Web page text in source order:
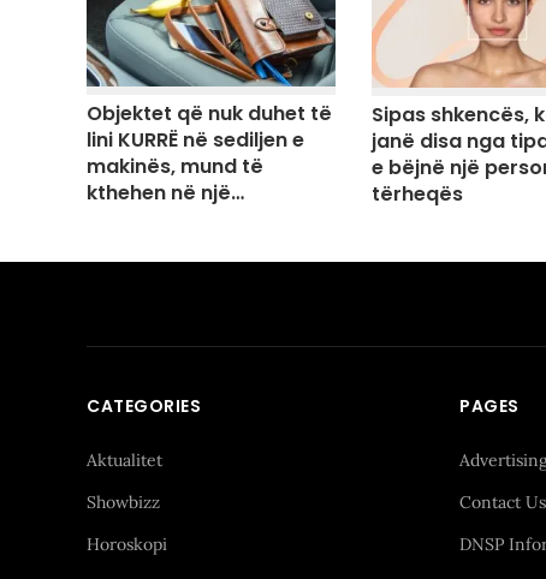
Objektet që nuk duhet të
lini KURRË në sediljen e
makinës, mund të
kthehen në një…
Sipas shkencës,
janë disa nga
e bëjnë një
tërheqës
CATEGORIES
Aktualitet
Showbizz
Horoskopi
PAGES
Contact Us
DNSP